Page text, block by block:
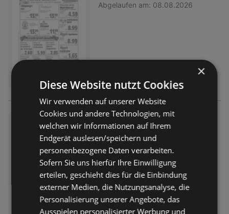
Abgelaufen am: 08.08.2026
Wochenangebote
Prospekt nicht mehr gültig
Abgelaufen am: 08.08.2026
×
Diese Website nutzt Cookies
Wir verwenden auf unserer Website
Cookies und andere Technologien, mit
welchen wir Informationen auf Ihrem
Endgerät auslesen/speichern und
personenbezogene Daten verarbeiten.
Sofern Sie uns hierfür Ihre Einwilligung
erteilen, geschieht dies für die Einbindung
externer Medien, die Nutzungsanalyse, die
Personalisierung unserer Angebote, das
Ausspielen personalisierter Werbung und